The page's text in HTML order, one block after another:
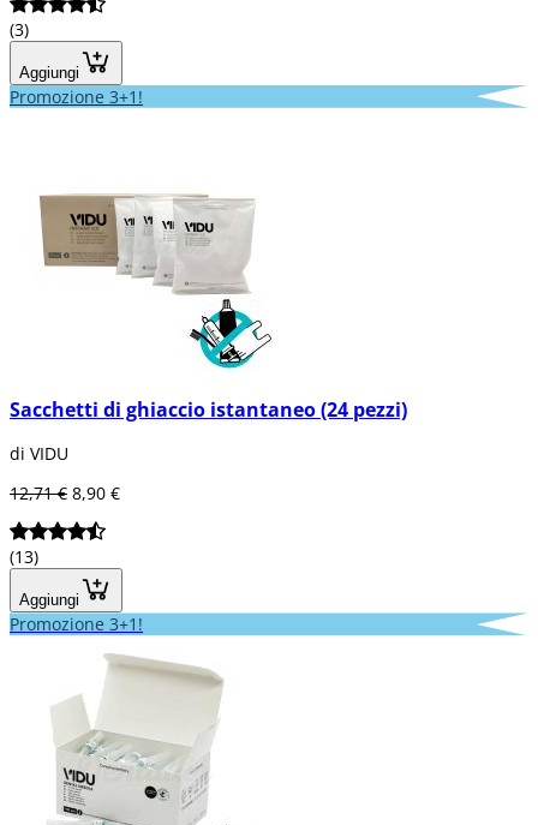
(3)
Aggiungi
Promozione 3+1!
Sacchetti di ghiaccio istantaneo (24 pezzi)
di VIDU
12,71 € 8,90 €
(13)
Aggiungi
Promozione 3+1!